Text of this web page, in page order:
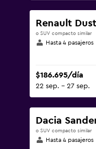
Renault
o SUV compacto similar
Hasta 4 pasajeros
$186.695/día
22 sep. - 27 sep.
Dacia
o SUV compacto similar
Hasta 4 pasajeros